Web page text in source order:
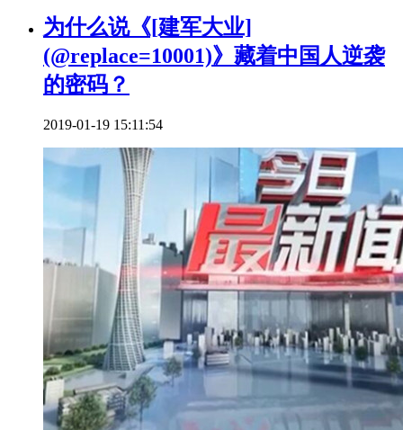
为什么说《[建军大业]
(@replace=10001)》藏着中国人逆袭
的密码？
2019-01-19 15:11:54